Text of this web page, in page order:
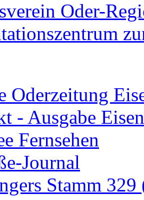
Oder-
Oderzeitung
- Ausgabe
Fernsehen
Journal
Stamm